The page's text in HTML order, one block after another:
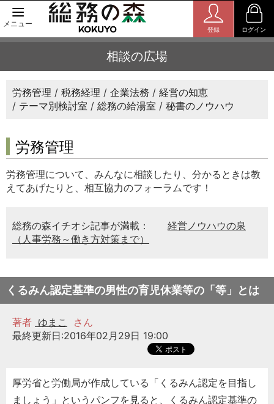
メニュー
登録 ログイン
相談の広場
労務管理 税務経理 企業法務
経営の知恵
テーマ別検討室
総務の給湯室 秘書のノウハウ
労務管理
労務管理について、みんなに相談したり、分かるときは教
えてあげたりと、相互協力のフォーラムです！
総務の森イチオシ記事が満載：
経営ノウハウの泉
（人事労務～働き方対策まで）
くるみん認定基準の男性の育児休業等の「等」とは
著者 ゆまこ
さん
最終更新日:2016年02月29日 19:00
厚労省と労働局が作成している「くるみん認定を目指し
ましょう」というパンフを見ると、くるみん認定基準の